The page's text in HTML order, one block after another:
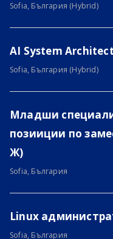
Sofia, България (Hybrid)
AI System
Sofia, България (Hybrid)
Младши
позииции по
Ж)
Sofia, България
Linux
Sofia, България